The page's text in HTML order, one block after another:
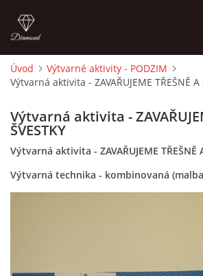
ÚVOD
O MĚ
Úvod
Výtvarné aktivity - PODZIM
Výtvarná aktivita - ZAVAŘUJEME TŘEŠNĚ A
Výtvarná aktivita -
ŠVESTKY
Výtvarná aktivita - ZAVAŘUJEME TŘEŠNĚ
Výtvarná technika - kombinovaná